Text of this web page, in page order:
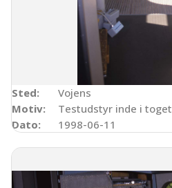
Sted:
Vojens
Motiv:
Testudstyr inde i toget
Dato:
1998-06-11